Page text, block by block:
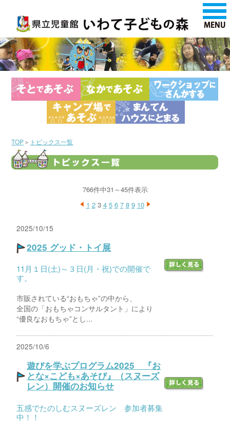
TOP＞ トピックス一覧
766件中31～45件表示
1 23 4 5 6 7 8 9 10
2025/10/15
2025 グッド・トイ展
11月１日(土)～３日(月・祝)での開催で
す。
市販されている“おもちゃ”の中から、
全国の「おもちゃコンサルタント」により
“優良なおもちゃ”とし...
2025/10/6
遊びを学ぶプログラム2025 『お
とな×こども×あそび』（スヌーズ
レン）開催のお知らせ
五感でたのしむスヌーズレン 参加者募集
中！！